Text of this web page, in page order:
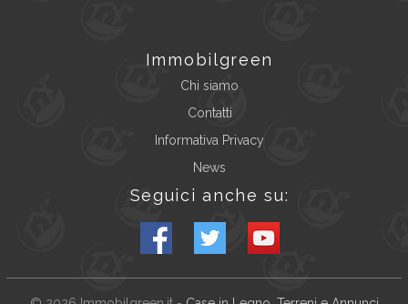
Immobilgreen
Chi siamo
Contatti
Informativa Privacy
News
Seguici anche su: